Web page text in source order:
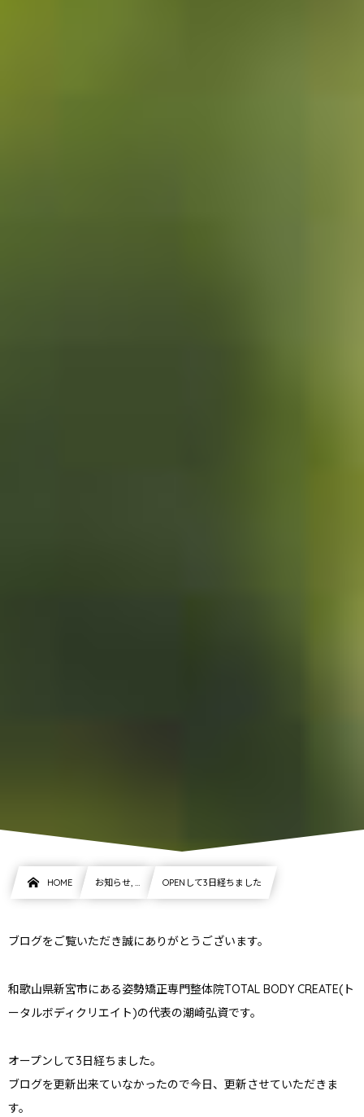
HOME お知らせ, … OPENして3日経ちました
ブログをご覧いただき誠にありがとうございます。
和歌山県新宮市にある姿勢矯正専門整体院TOTAL BODY CREATE(ト
ータルボディクリエイト)の代表の潮崎弘資です。
オープンして3日経ちました。
ブログを更新出来ていなかったので今日、更新させていただきま
す。